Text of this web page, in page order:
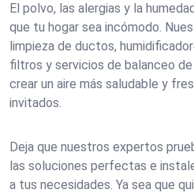
El polvo, las alergias y la
que tu hogar sea incómodo.
limpieza de ductos,
filtros y servicios de balanceo de
crear un aire más saludable y
invitados.
Deja que nuestros expertos
las soluciones perfectas e
a tus necesidades. Ya sea que